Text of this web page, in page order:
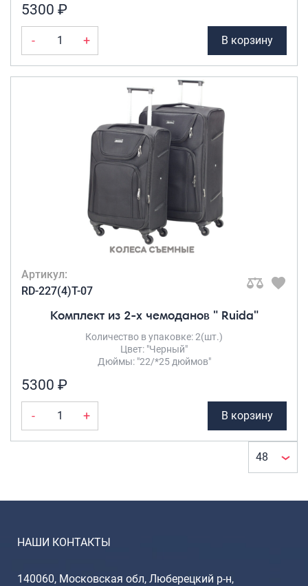
5300 ₽
- + В корзину
Артикул:
RD-227(4)T-07
Комплект из 2-х чемоданов " Ruida"
Количество в упаковке: 2(шт.)
Цвет: "Черный"
Дюймы: "22/*25 дюймов"
5300 ₽
- + В корзину
НАШИ КОНТАКТЫ
140060, Московская обл, Люберецкий р-н,